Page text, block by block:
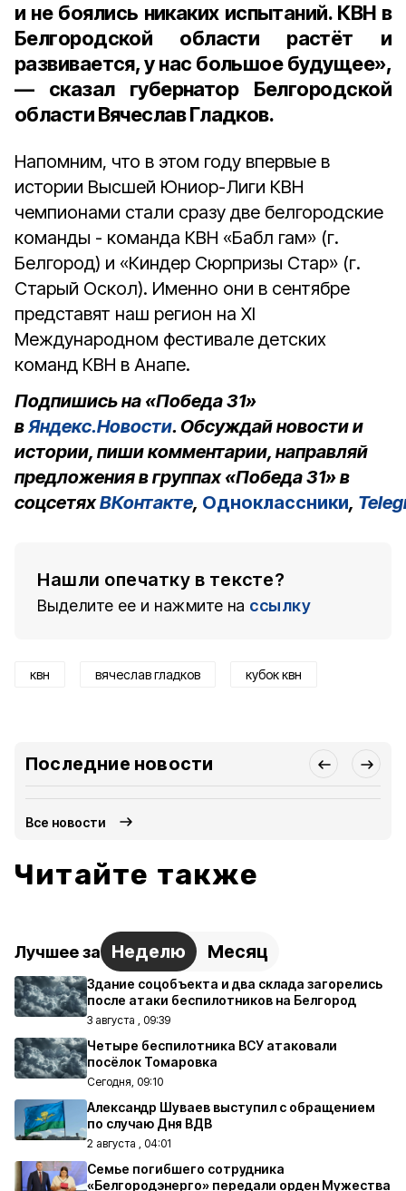
и не боялись никаких испытаний. КВН в
Белгородской области растёт и
развивается, у нас большое будущее»,
— сказал губернатор Белгородской
области Вячеслав Гладков.
Напомним, что в этом году впервые в
истории Высшей Юниор-Лиги КВН
чемпионами стали сразу две белгородские
команды - команда КВН «Бабл гам» (г.
Белгород) и «Киндер Сюрпризы Стар» (г.
Старый Оскол). Именно они в сентябре
представят наш регион на XI
Международном фестивале детских
команд КВН в Анапе.
Подпишись на «Победа 31»
вЯндекс.Новости. Обсуждай новости и
истории, пиши комментарии, направляй
предложения в группах «Победа 31» в
соцсетяхВКонтакте, Одноклассники,
Нашли опечатку в тексте?
Выделите ее и нажмите на ссылку
квн вячеслав гладков кубок квн
Последние новости
Все новости
Читайте также
Лучшее за Неделю Месяц
Здание соцобъекта и два склада загорелись
после атаки беспилотников на Белгород
3 августа , 09:39
Четыре беспилотника ВСУ атаковали
посёлок Томаровка
Сегодня, 09:10
Александр Шуваев выступил с обращением
по случаю Дня ВДВ
2 августа , 04:01
Семье погибшего сотрудника
«Белгородэнерго» передали орден Мужества